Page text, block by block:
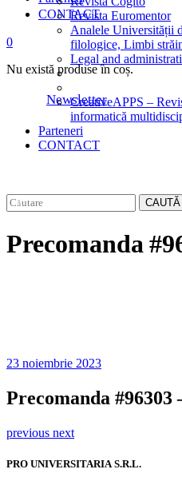
CONTACT
0
Nu există produse în coș.
Newsletter
Revista Euromentor
Analele Universității
filologice, Limbi
Legal and
CreativeAPPS –
informatică
Parteneri
CONTACT
CAUTĂ
Precomanda
23 noiembrie 2023
Precomanda #96303
previous next
PRO UNIVERSITARIA S.R.L.